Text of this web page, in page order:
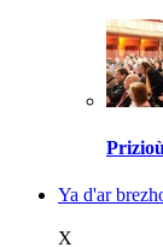
Ya d'ar
X